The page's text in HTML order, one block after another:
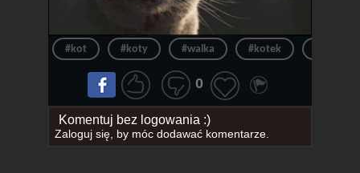
#kot #koty #walka #kotek
0
Komentuj bez logowania :)
Zaloguj się, by móc dodawać komentarze.